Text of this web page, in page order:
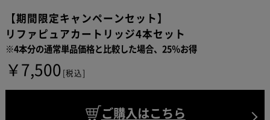
【期間限定キャンペーンセット】
リファピュアカートリッジ4本セット
※4本分の通常単品価格と比較した場合、25％お得
￥7,500 [税込]
ご購入はこちら